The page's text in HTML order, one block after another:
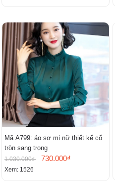
Mã A799: áo sơ mi nữ thiết kế cổ
tròn sang trọng
1.030.000₫ 730.000₫
Xem: 1526